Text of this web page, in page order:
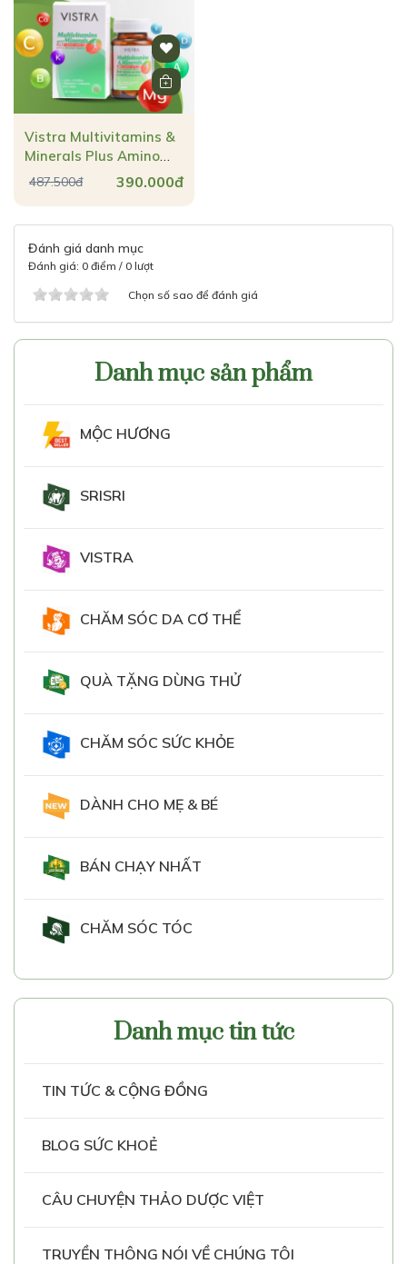
Vistra Multivitamins &
Minerals Plus Amino
Acid bổ sung đa390.000đ
487.500đ
Đánh giá danh mục
Đánh giá: 0 điểm / 0 lượt
Chọn số sao để đánh giá
Danh mục sản phẩm
MỘC HƯƠNG
SRISRI
VISTRA
CHĂM SÓC DA CƠ THỂ
QUÀ TẶNG DÙNG THỬ
CHĂM SÓC SỨC KHỎE
DÀNH CHO MẸ & BÉ
BÁN CHẠY NHẤT
CHĂM SÓC TÓC
Danh mục tin tức
TIN TỨC & CỘNG ĐỒNG
BLOG SỨC KHOẺ
CÂU CHUYỆN THẢO DƯỢC VIỆT
TRUYỀN THÔNG NÓI VỀ CHÚNG TÔI